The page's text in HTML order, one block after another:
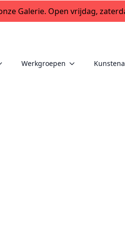
Galerie. Open vrijdag,
Werkgroepen